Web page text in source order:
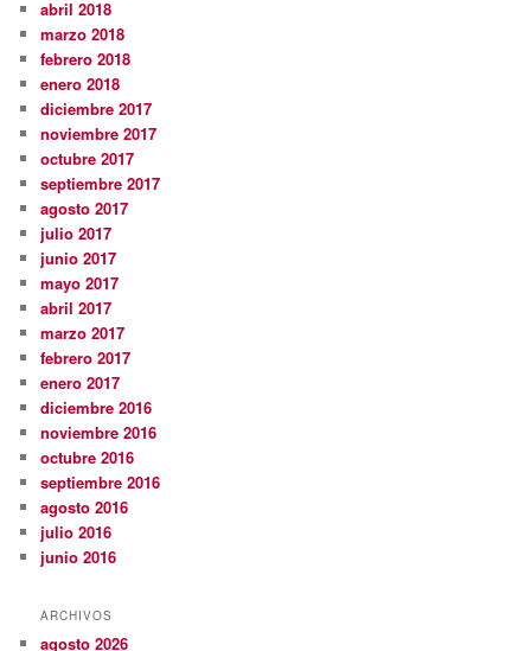
abril 2018
marzo 2018
febrero 2018
enero 2018
diciembre 2017
noviembre 2017
octubre 2017
septiembre 2017
agosto 2017
julio 2017
junio 2017
mayo 2017
abril 2017
marzo 2017
febrero 2017
enero 2017
diciembre 2016
noviembre 2016
octubre 2016
septiembre 2016
agosto 2016
julio 2016
junio 2016
ARCHIVOS
agosto 2026